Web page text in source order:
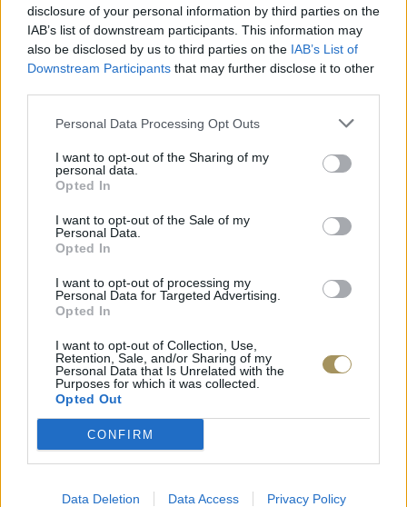
disclosure of your personal information by third parties on the
IAB’s list of downstream participants. This information may
also be disclosed by us to third parties on the IAB’s List of
Downstream Participants that may further disclose it to other
Personal Data Processing Opt Outs
I want to opt-out of the Sharing of my
personal data.
Opted In
I want to opt-out of the Sale of my
Personal Data.
Opted In
I want to opt-out of processing my
Personal Data for Targeted Advertising.
Opted In
I want to opt-out of Collection, Use,
Retention, Sale, and/or Sharing of my
Personal Data that Is Unrelated with the
Purposes for which it was collected.
Opted Out
CONFIRM
Data Deletion Data Access Privacy Policy
JCOU ARIA JU19087-2